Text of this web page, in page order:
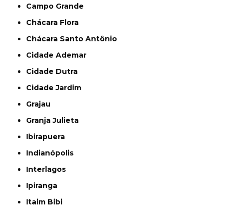
Campo Grande
Chácara Flora
Chácara Santo Antônio
Cidade Ademar
Cidade Dutra
Cidade Jardim
Grajau
Granja Julieta
Ibirapuera
Indianópolis
Interlagos
Ipiranga
Itaim Bibi